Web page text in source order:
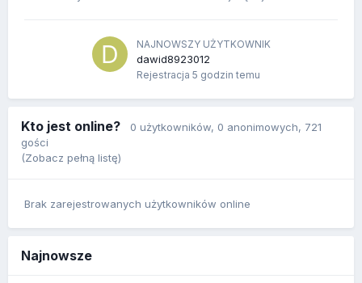
NAJNOWSZY UŻYTKOWNIK
dawid8923012
Rejestracja 5 godzin temu
Kto jest online? 0 użytkowników, 0 anonimowych, 721
gości
(Zobacz pełną listę)
Brak zarejestrowanych użytkowników online
Najnowsze